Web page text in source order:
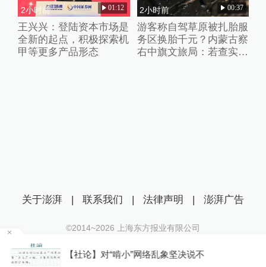
2小时前 01:12
王兴兴：登陆资本市场是
全新的起点，积极探索机
甲等更多产品形态
2小时前 00:37
游客称自驾草原被扎胎服
务区换胎千元？内蒙古察
右中旗文旅局：若查实人
【社论】对“啃小”网络乱象坚决说不
关于澎湃 | 联系我们 | 法律声明 | 澎湃广告
©2014~2026 上海东方报业有限公司
沪ICP证：沪B2-20170116 | 沪ICP备14003370号
互联网新闻信息服务许可证：31120170006